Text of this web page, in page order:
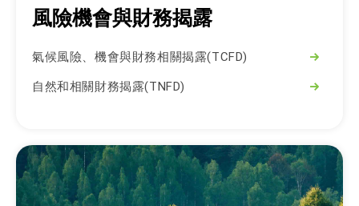
風險機會與財務揭露
氣候風險、機會與財務相關揭露(TCFD)
自然和相關財務揭露(TNFD)